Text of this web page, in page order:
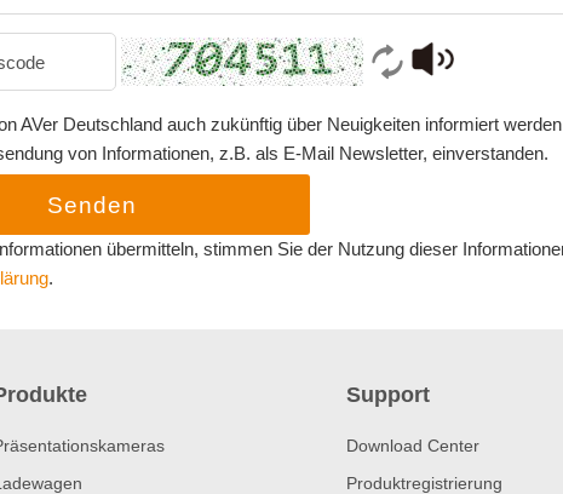
AVer Deutschland auch zukünftig über Neuigkeiten informiert
von Informationen, z.B. als E-Mail Newsletter, einverstanden.
Senden
übermitteln, stimmen Sie der Nutzung dieser
.
Support
Download Center
Produktregistrierung